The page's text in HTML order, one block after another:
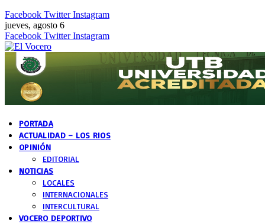
Facebook Twitter Instagram
jueves, agosto 6
Facebook Twitter Instagram
PORTADA
ACTUALIDAD – LOS RIOS
OPINIÓN
EDITORIAL
NOTICIAS
LOCALES
INTERNACIONALES
INTERCULTURAL
VOCERO DEPORTIVO